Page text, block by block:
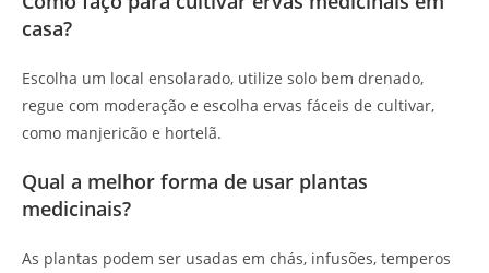
casa?
Escolha um local ensolarado, utilize solo bem drenado,
regue com moderação e escolha ervas fáceis de cultivar,
como manjericão e hortelã.
Qual a melhor forma de usar plantas
medicinais?
As plantas podem ser usadas em chás, infusões, temperos